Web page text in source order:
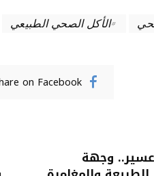
الأكل الصحي الطبيعي
on Facebook
عسير.. وجهة